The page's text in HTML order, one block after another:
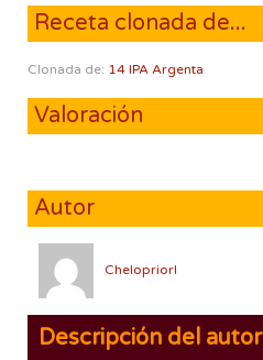
Receta clonada de...
Clonada de: 14 IPA Argenta
Valoración
Autor
ChelopriorI
Descripción del autor